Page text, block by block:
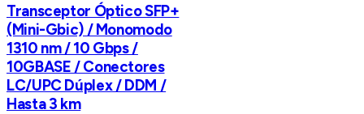
Transceptor Óptico SFP+
(Mini-Gbic) / Monomodo
1310 nm / 10 Gbps /
10GBASE / Conectores
LC/UPC Dúplex / DDM /
Hasta 3 km